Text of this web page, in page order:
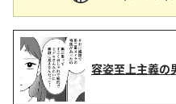
容姿至上主義の